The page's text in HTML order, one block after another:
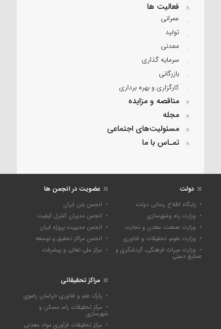
فعالیت ها
عمرانی
تولید
معدنی
سرمایه گذاری
بازرگانی
کارگزاری و بهره برداری
مناقصه و مزایده
مجله
مسئولیت‌های اجتماعی
تمـاس با ما
دولت
پایگاه اطلاع رسانی دولت
وزارت راه وشهرسازی
وزارت صنعت، معدن و تجارت
وزارت علوم، تحقیقات و فناوری
وزارت میراث فرهنگی، گردشگری و
صنایع دستی
عضویت در انجمن ها
انجمن بتن ایران
انجمن مدیران کنترل کیفیت
انجمن مدیریت پروژه ایران
انجمن مراکز تحقیق و توسعه
مرکز ملی تعالی و پیشرفت
مراکز تحقیقاتی
پارک علم و فناوری خراسان رضوی
مرکز تحقیقات راه، مسکن و
شهرسازی
مرکز تحقیقات فرآوری مواد معدنی